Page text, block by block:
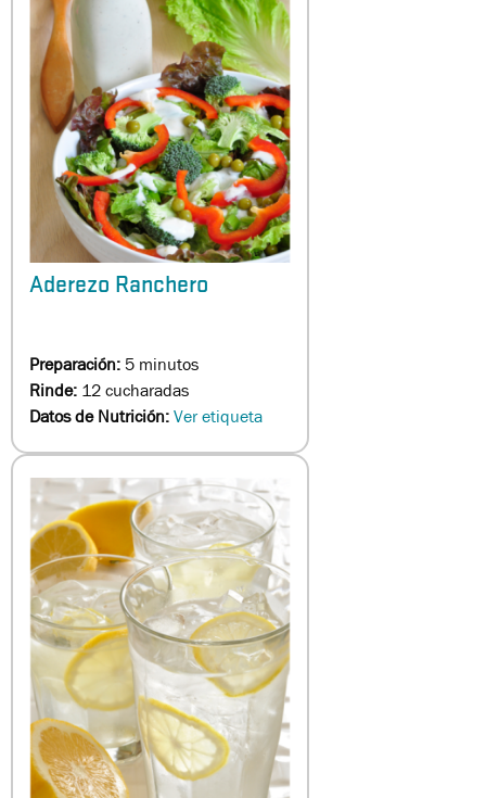
Aderezo Ranchero
Preparación:5 minutos
Rinde: 12 cucharadas
Datos de Nutrición:Ver etiqueta